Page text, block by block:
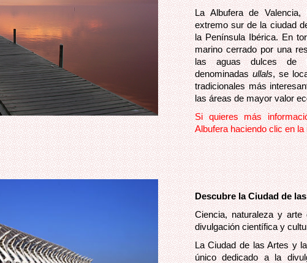
La Albufera de
extremo sur de la ciudad
la Península Ibérica. En
marino cerrado por una
las aguas dulces de
denominadasullals, se
tradicionales más
las áreas de mayor valor
Si quieres más
Albufera haciendo clic en
Descubre la Ciudad de
Ciencia, naturaleza y
divulgación científica y
La Ciudad de las Artes y
único dedicado a la